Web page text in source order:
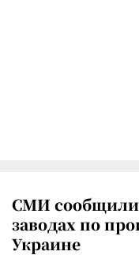
СМИ
заводах по
Украине